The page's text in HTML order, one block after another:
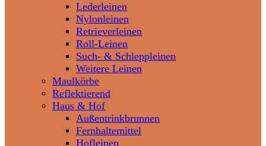
Lederleinen
Nylonleinen
Retrieverleinen
Roll-Leinen
Such- & Schleppleinen
Weitere Leinen
Maulkörbe
Reflektierend
Haus & Hof
Außentrinkbrunnen
Fernhaltemittel
Hofleinen